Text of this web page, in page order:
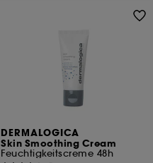
DERMALOGICA
Skin Smoothing Cream
Feuchtigkeitscreme 48h